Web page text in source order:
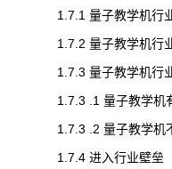
1.7.1 量子教学机行业
1.7.2 量子教学机行业
1.7.3 量子教学机行业
1.7.3 .1 量子教学机有
1.7.3 .2 量子教学机不
1.7.4 进入行业壁垒